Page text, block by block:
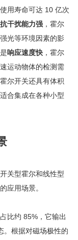
用寿命可达 10 亿次
抗干扰能力强 ，霍尔
光等环境因素的影
响应速度快 ，霍尔
运动物体的检测需
尔开关还具有体积
合集成在各种小型
关型霍尔和线性型
应用场景。
比约 85%，它输出
。根据对磁场极性的